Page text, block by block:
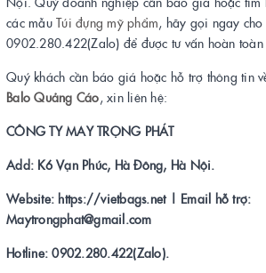
các mẫu Túi đựng mỹ phẩm, hãy gọi ngay cho
0902.280.422(Zalo) để được tư vấn hoàn
Quý khách cần báo giá hoặc hỗ trợ thông tin
Balo Quảng Cáo, xin liên hệ:
CÔNG TY MAY TRỌNG PHÁT
Add: K6 Vạn Phúc, Hà Đông, Hà Nội.
Website: https://vietbags.net | Email hỗ trợ:
Maytrongphat@gmail.com
Hotline: 0902.280.422(Zalo).